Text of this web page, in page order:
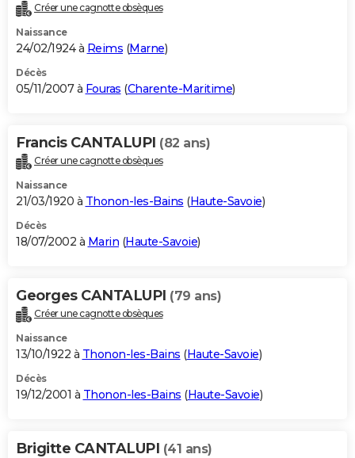
Créer une cagnotte obsèques
Naissance
24/02/1924 à Reims (Marne)
Décès
05/11/2007 à Fouras (Charente-Maritime)
Francis CANTALUPI (82 ans)
Créer une cagnotte obsèques
Naissance
21/03/1920 à Thonon-les-Bains (Haute-Savoie)
Décès
18/07/2002 à Marin (Haute-Savoie)
Georges CANTALUPI (79 ans)
Créer une cagnotte obsèques
Naissance
13/10/1922 à Thonon-les-Bains (Haute-Savoie)
Décès
19/12/2001 à Thonon-les-Bains (Haute-Savoie)
Brigitte CANTALUPI (41 ans)